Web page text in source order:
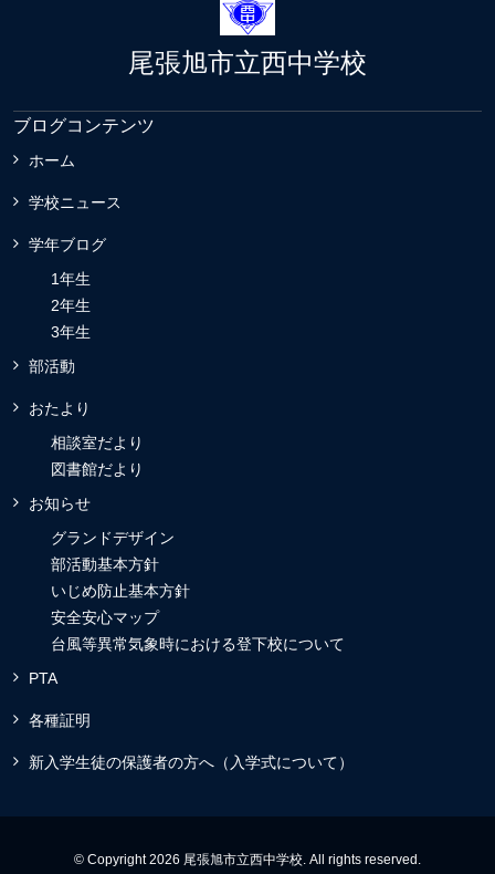
尾張旭市立西中学校
ブログコンテンツ
ホーム
学校ニュース
学年ブログ
1年生
2年生
3年生
部活動
おたより
相談室だより
図書館だより
お知らせ
グランドデザイン
部活動基本方針
いじめ防止基本方針
安全安心マップ
台風等異常気象時における登下校について
PTA
各種証明
新入学生徒の保護者の方へ（入学式について）
© Copyright 2026 尾張旭市立西中学校. All rights reserved.